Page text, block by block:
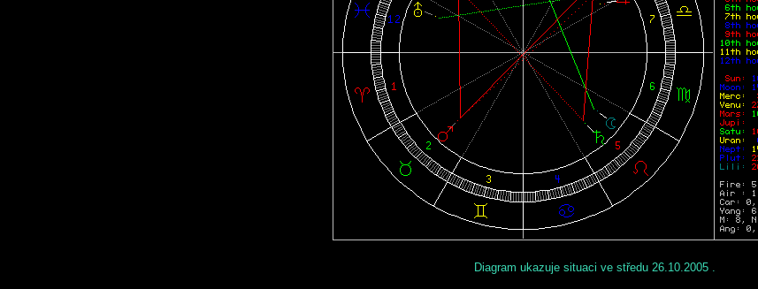
Diagram ukazuje situaci ve středu 26.10.2005 .